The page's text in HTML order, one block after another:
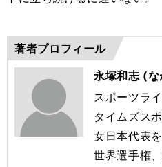
著者プロフィール
永塚和志 (
スポーツラ
タイムズス
女日本代表
世界選手権、